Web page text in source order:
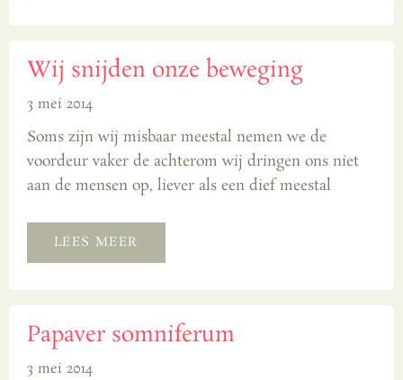
Wij snijden onze beweging
3 mei 2014
Soms zijn wij misbaar meestal nemen we de
voordeur vaker de achterom wij dringen ons niet
aan de mensen op, liever als een dief meestal
LEES MEER
Papaver somniferum
3 mei 2014